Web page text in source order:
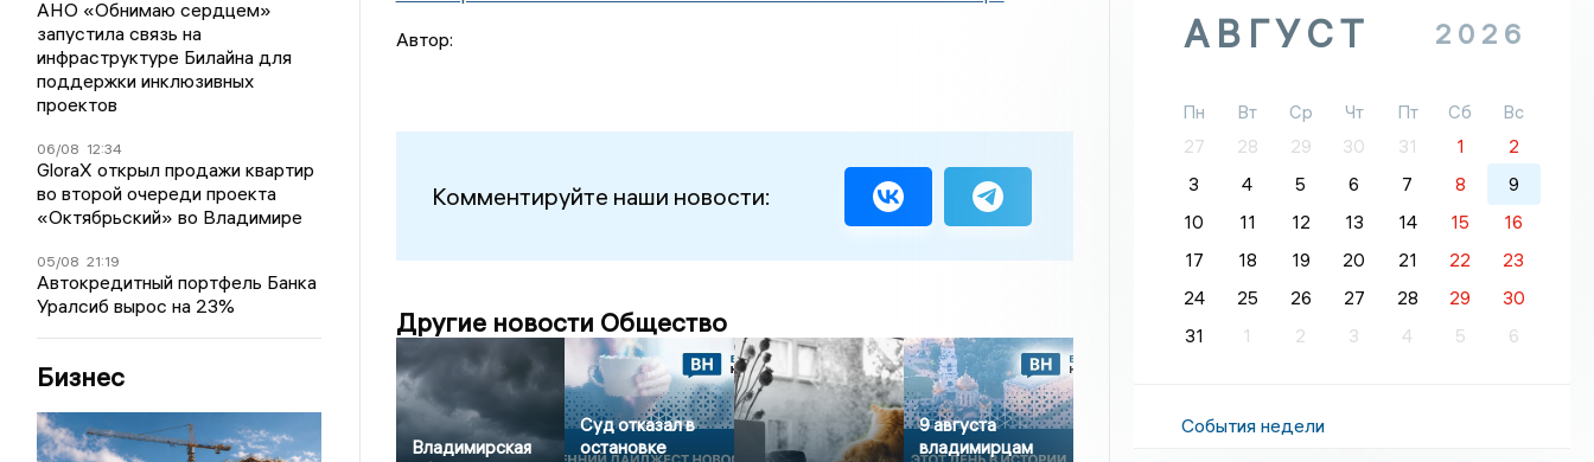
АНО «Обнимаю сердцем»
запустила связь на
инфраструктуре Билайна для
поддержки инклюзивных
проектов
06/08 12:34
GloraX открыл продажи квартир
во второй очереди проекта
«Октябрьский» во Владимире
05/08 21:19
Автокредитный портфель Банка
Уралсиб вырос на 23%
Бизнес
Автор:
Комментируйте наши новости:
Другие новости Общество
Владимирская
Суд отказал в
остановке
9 августа
владимирцам
АВГУСТ 2026
Пн Вт Ср Чт Пт Сб
Вс
27
28 29 30 31 1
2
3
4 5 6 7 8
9
10
11 12 13 14 15
16
17
18 19 20 21 22
23
24
25 26 27 28 29
30
31
1 2 3 4 5 6
События недели